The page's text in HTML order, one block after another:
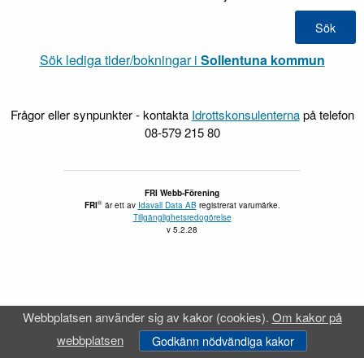
Sök lediga tider/bokningar i Sollentuna kommun
Frågor eller synpunkter - kontakta Idrottskonsulenternapå telefon
08-579 215 80
FRI Webb-Förening
FRI®är ett av Idavall Data AB registrerat varumärke.
Tillgänglighetsredogörelse
v 5.2.28
Webbplatsen använder sig av kakor (cookies). Om kakor på
webbplatsen
Godkänn nödvändiga kakor